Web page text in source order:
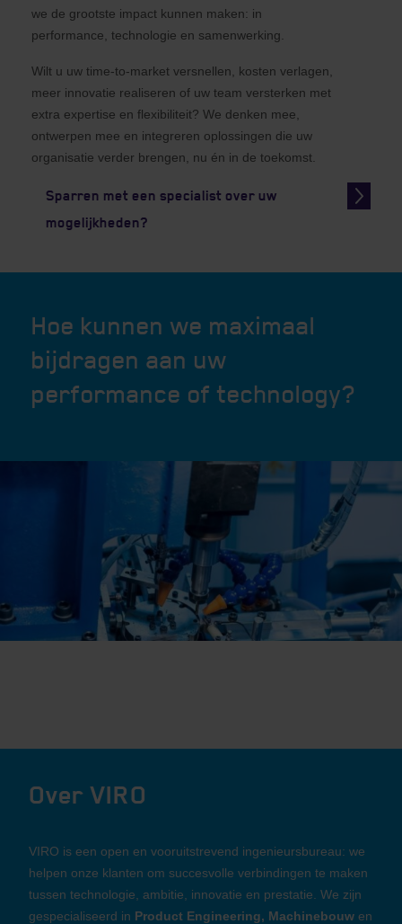
we de grootste impact kunnen maken: in
performance, technologie en samenwerking.
Wilt u uw time-to-market versnellen, kosten verlagen,
meer innovatie realiseren of uw team versterken met
extra expertise en flexibiliteit? We denken mee,
ontwerpen mee en integreren oplossingen die uw
organisatie verder brengen, nu én in de toekomst.
Sparren met een specialist over uw
mogelijkheden?
Hoe kunnen we maximaal
bijdragen aan uw
performance of technology?
Over VIRO
VIRO is een open en vooruitstrevend ingenieursbureau: we
helpen onze klanten om succesvolle verbindingen te maken
tussen technologie, ambitie, innovatie en prestatie. We zijn
gespecialiseerd in Product Engineering, Machinebouw en